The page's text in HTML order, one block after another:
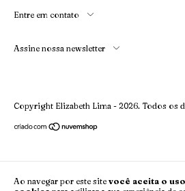
Ao navegar por este site você aceita o
Entre em contato
Assine nossa newsletter
Copyright Elizabeth Lima - 2026. Todos os